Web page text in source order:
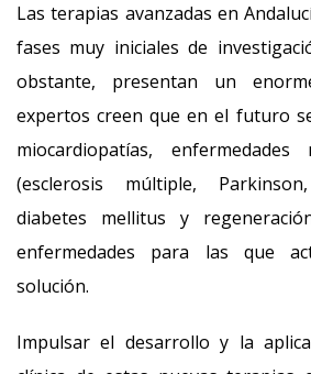
Las terapias avanzadas en
fases muy iniciales de
obstante, presentan un
expertos creen que en el futuro
miocardiopatías, enfermedades
(esclerosis múltiple,
diabetes mellitus y
enfermedades para las que
solución.
Impulsar el desarrollo y la